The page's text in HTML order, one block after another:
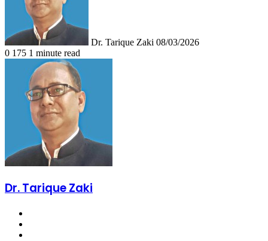
Dr. Tarique Zaki 08/03/2026
0 175 1 minute read
Dr. Tarique Zaki